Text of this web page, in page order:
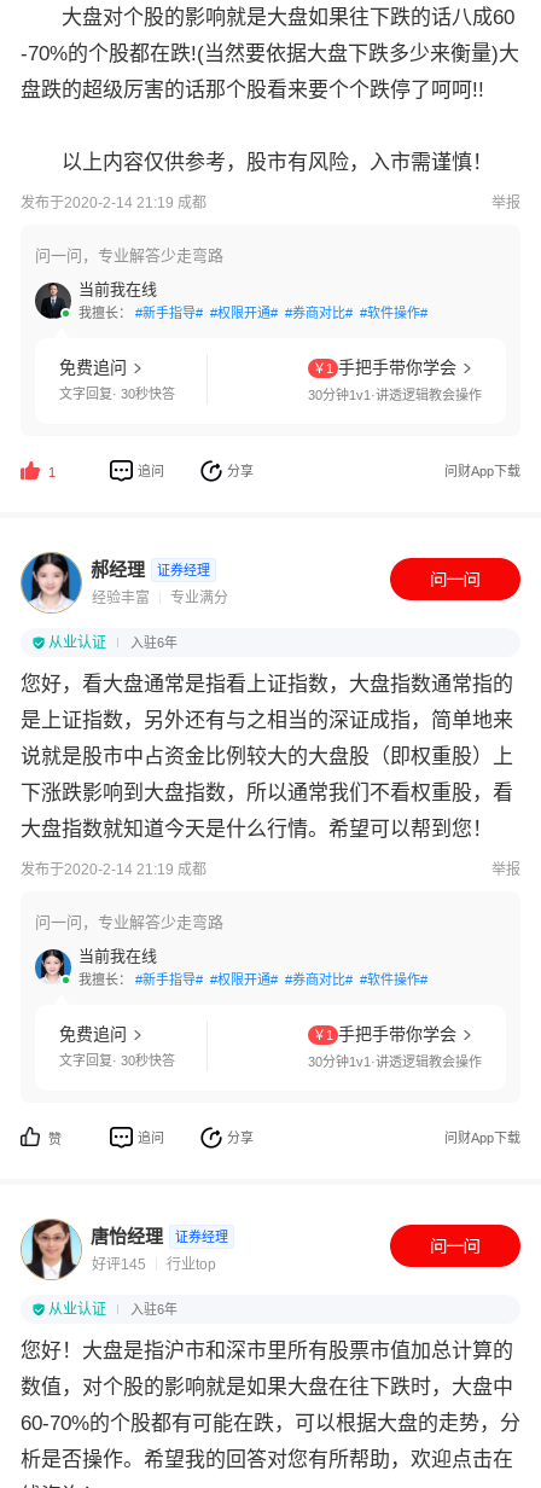
大盘对个股的影响就是大盘如果往下跌的话八成60
-70%的个股都在跌!(当然要依据大盘下跌多少来衡量)大
盘跌的超级厉害的话那个股看来要个个跌停了呵呵!!
以上内容仅供参考，股市有风险，入市需谨慎！
发布于2020-2-14 21:19 成都 举报
问一问，专业解答少走弯路
当前我在线
我擅长： #新手指导# #权限开通# #券商对比# #软件操作#
免费追问
文字回复· 30秒快答
￥1 手把手带你学会
30分钟1v1·讲透逻辑教会操作
1 追问 分享 问财App下载
郝经理 证券经理
经验丰富 专业满分
从业认证 入驻6年
您好，看大盘通常是指看上证指数，大盘指数通常指的
是上证指数，另外还有与之相当的深证成指，简单地来
说就是股市中占资金比例较大的大盘股（即权重股）上
下涨跌影响到大盘指数，所以通常我们不看权重股，看
大盘指数就知道今天是什么行情。希望可以帮到您！
发布于2020-2-14 21:19 成都 举报
问一问，专业解答少走弯路
当前我在线
我擅长： #新手指导# #权限开通# #券商对比# #软件操作#
免费追问
文字回复· 30秒快答
￥1 手把手带你学会
30分钟1v1·讲透逻辑教会操作
赞 追问 分享 问财App下载
唐怡经理 证券经理
好评145 行业top
从业认证 入驻6年
您好！大盘是指沪市和深市里所有股票市值加总计算的
数值，对个股的影响就是如果大盘在往下跌时，大盘中
60-70%的个股都有可能在跌，可以根据大盘的走势，分
析是否操作。希望我的回答对您有所帮助，欢迎点击在